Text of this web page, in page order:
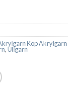
Köp Akrylgarn
,Ullgarn